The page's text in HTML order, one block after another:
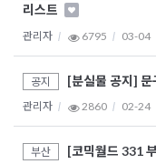
리스트
관리자 6795 03-04
공지 [분실물 공지]
관리자 2860 02-24
부산 [코믹월드 331